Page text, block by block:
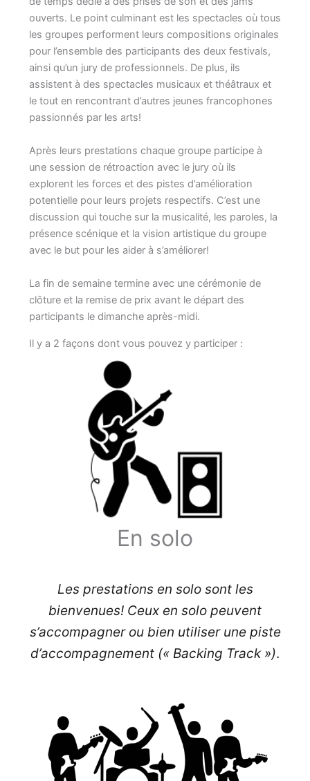
ouverts. Le point culminant est les spectacles où tous
les groupes performent leurs compositions originales
pour l’ensemble des participants des deux festivals,
ainsi qu’un jury de professionnels. De plus, ils
assistent à des spectacles musicaux et théâtraux et
le tout en rencontrant d’autres jeunes francophones
passionnés par les arts!
Après leurs prestations chaque groupe participe à
une session de rétroaction avec le jury où ils
explorent les forces et des pistes d’amélioration
potentielle pour leurs projets respectifs. C’est une
discussion qui touche sur la musicalité, les paroles, la
présence scénique et la vision artistique du groupe
avec le but pour les aider à s’améliorer!
La fin de semaine termine avec une cérémonie de
clôture et la remise de prix avant le départ des
participants le dimanche après-midi.
Il y a 2 façons dont vous pouvez y participer :
En solo
Les prestations en solo sont les
bienvenues! Ceux en solo peuvent
s’accompagner ou bien utiliser une piste
d’accompagnement (« Backing Track »).